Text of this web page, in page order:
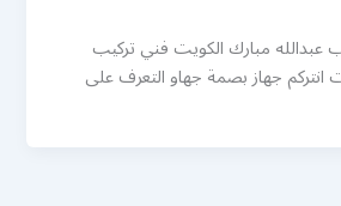
عبدالله مبارك الكويت فني تركيب
انتركم جهاز بصمة جهاو التعرف على